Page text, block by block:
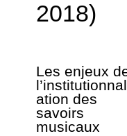
2018)
Les enjeux
ation des
savoirs
musicaux